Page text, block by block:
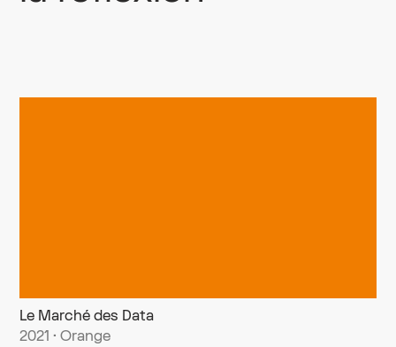
Le Marché des Data
2021 · Orange